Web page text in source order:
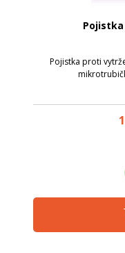
Pojistka proti